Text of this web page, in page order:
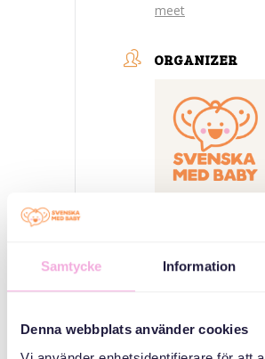
Samtycke Information
Denna webbplats använder cookies
meet
ORGANIZER
E-post
CO-ORGANIZERS